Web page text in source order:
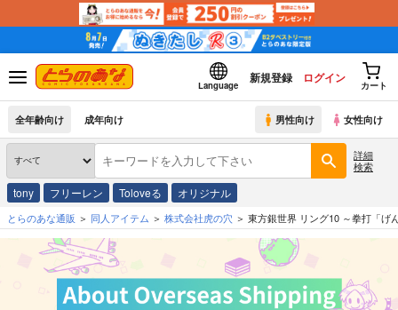
Language
新規登録 ログイン
カート
全年齢向け 成年向け 男性向け 女性向け
詳細
検索
tony フリーレン Toloveる オリジナル
とらのあな通販 同人アイテム 株式会社虎の穴 東方銀世界 リング10 ～拳打「げ